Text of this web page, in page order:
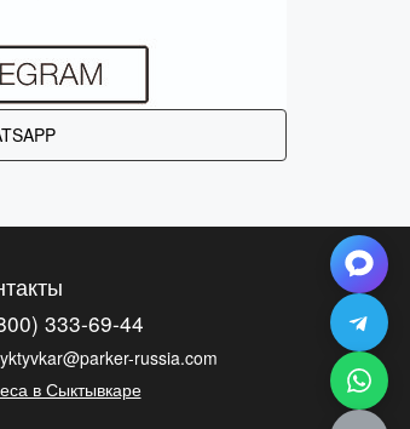
333-69-44
russia.com
в Сыктывкаре